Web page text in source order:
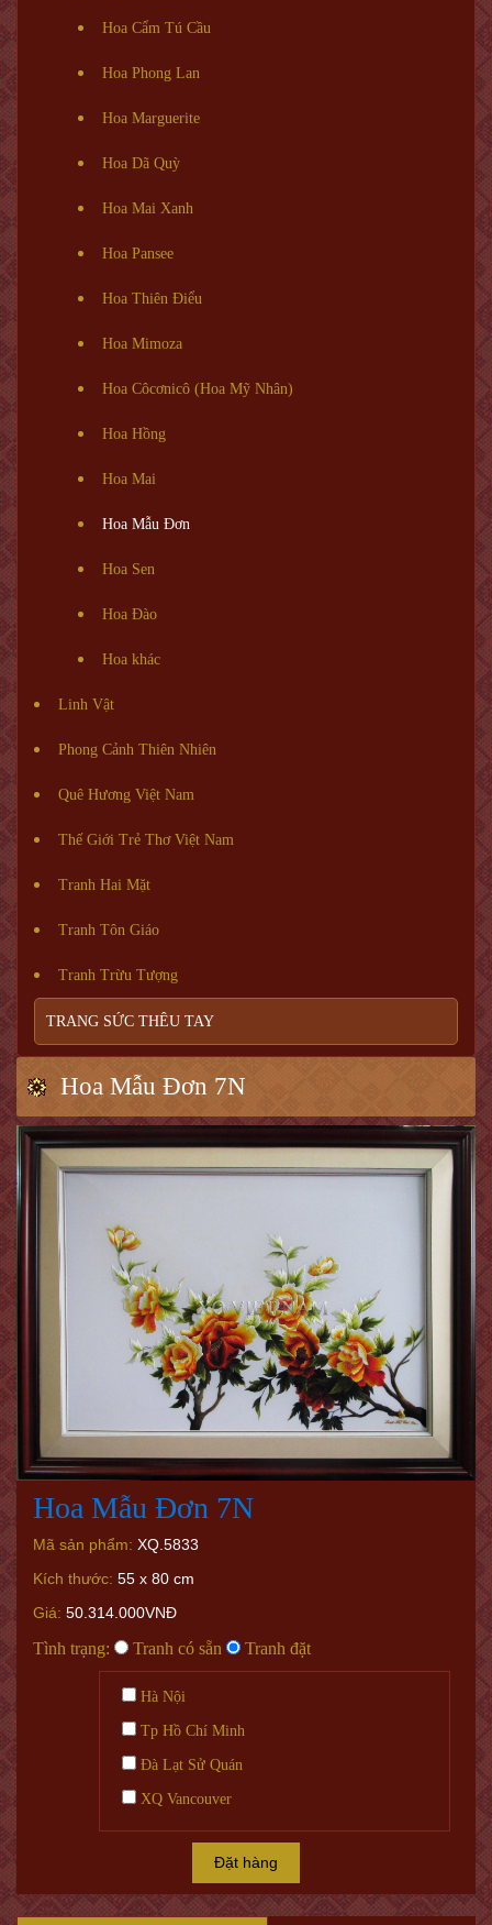
Hoa Cẩm Tú Cầu
Hoa Phong Lan
Hoa Marguerite
Hoa Dã Quỳ
Hoa Mai Xanh
Hoa Pansee
Hoa Thiên Điểu
Hoa Mimoza
Hoa Côcơnicô (Hoa Mỹ Nhân)
Hoa Hồng
Hoa Mai
Hoa Mẫu Đơn
Hoa Sen
Hoa Đào
Hoa khác
Linh Vật
Phong Cảnh Thiên Nhiên
Quê Hương Việt Nam
Thế Giới Trẻ Thơ Việt Nam
Tranh Hai Mặt
Tranh Tôn Giáo
Tranh Trừu Tượng
TRANG SỨC THÊU TAY
Hoa Mẫu Đơn 7N
Hoa Mẫu Đơn 7N
Mã sản phẩm: XQ.5833
Kích thước: 55 x 80 cm
Giá: 50.314.000VNĐ
Tình trạng: Tranh có sẵn Tranh đặt
Hà Nội
Tp Hồ Chí Minh
Đà Lạt Sử Quán
XQ Vancouver
Đặt hàng